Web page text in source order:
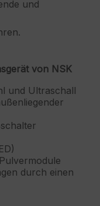
und
von NSK
und Ultraschall
durch einen